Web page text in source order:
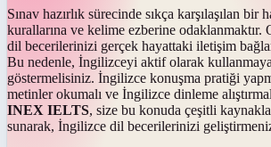
Sınav hazırlık sürecinde sıkça karşılaşılan bir
kurallarına ve kelime ezberine odaklanmaktır.
dil becerilerinizi gerçek hayattaki iletişim
Bu nedenle, İngilizceyi aktif olarak
göstermelisiniz. İngilizce konuşma pratiği
metinler okumalı ve İngilizce dinleme
INEX IELTS, size bu konuda çeşitli
sunarak, İngilizce dil becerilerinizi